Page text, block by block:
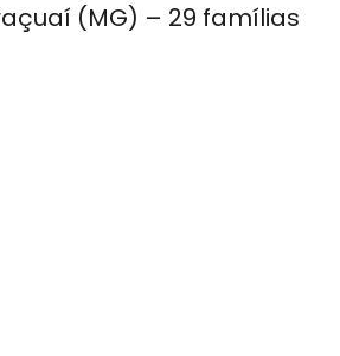
(MG) – 29 famílias